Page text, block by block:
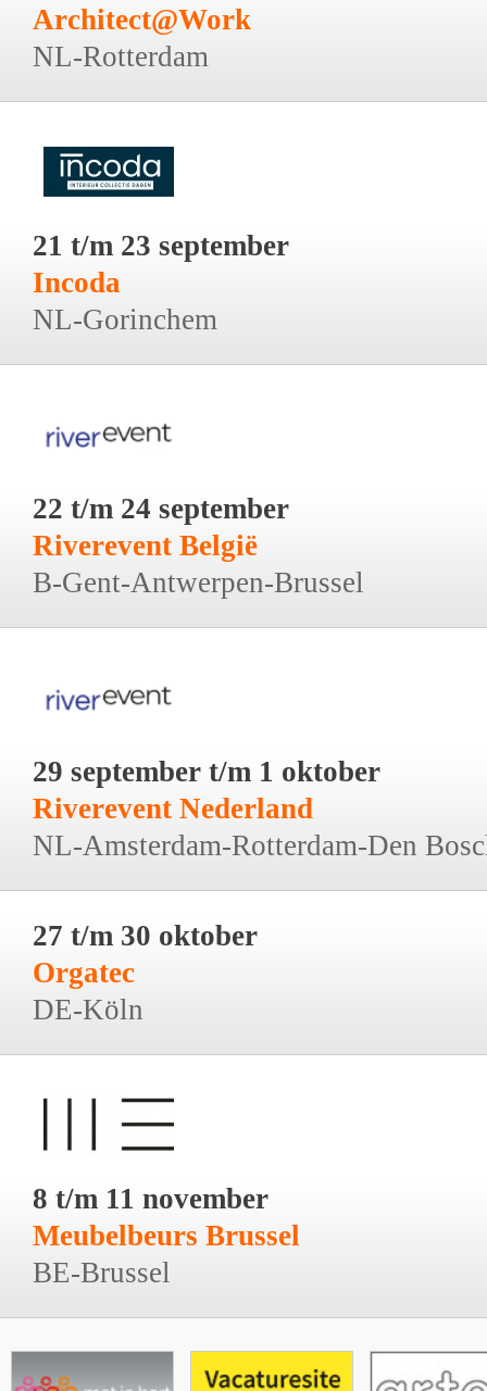
Architect@Work
NL-Rotterdam
21 t/m 23 september
Incoda
NL-Gorinchem
22 t/m 24 september
Riverevent België
B-Gent-Antwerpen-Brussel
29 september t/m 1 oktober
Riverevent Nederland
NL-Amsterdam-Rotterdam-Den
27 t/m 30 oktober
Orgatec
DE-Köln
8 t/m 11 november
Meubelbeurs Brussel
BE-Brussel